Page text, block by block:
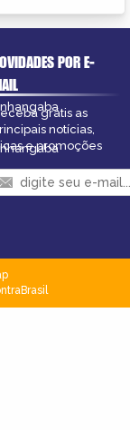
POR E-
grátis as
notícias,
e promoções